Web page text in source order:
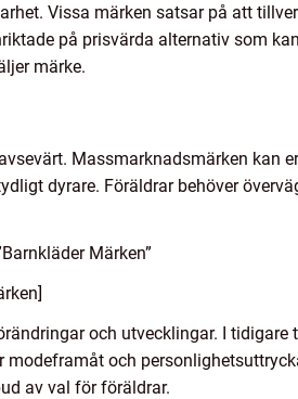
Vissa märken satsar på att
på prisvärda alternativ som
märke.
Massmarknadsmärken kan
dyrare. Föräldrar behöver
Märken”
och utvecklingar. I
och
av val för föräldrar.